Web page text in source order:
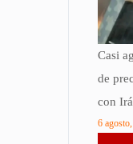
Casi
de
con
6